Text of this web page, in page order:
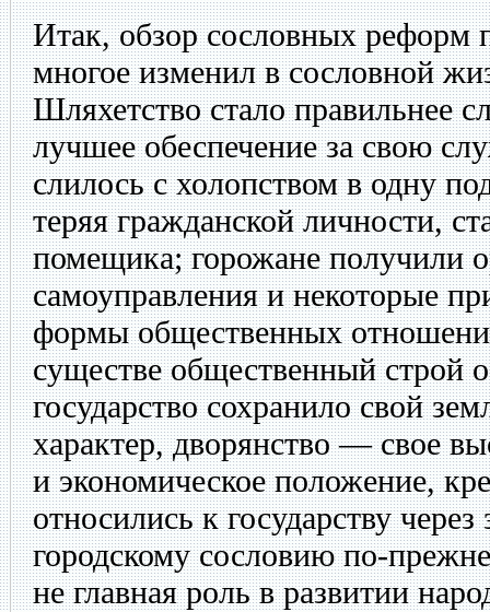
Итак, обзор сословных реформ
многое изменил в сословной
Шляхетство стало правильнее
лучшее обеспечение за свою
слилось с холопством в одну
теряя гражданской личности,
помещика; горожане получили
самоуправления и некоторые
формы общественных
существе общественный строй
государство сохранило свой
характер, дворянство — свое
и экономическое положение,
относились к государству через
городскому сословию по-
не главная роль в развитии